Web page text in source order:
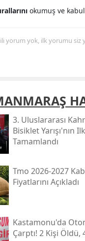
okumuş ve kabul
yorum yok, ilk yorumu siz
3. Uluslararası
Bisiklet Yarışı'nın
Tamamlandı
Tmo 2026-2027
Fiyatlarını Açıkladı
Kastamonu'da
Çarptı! 2 Kişi Öldü,